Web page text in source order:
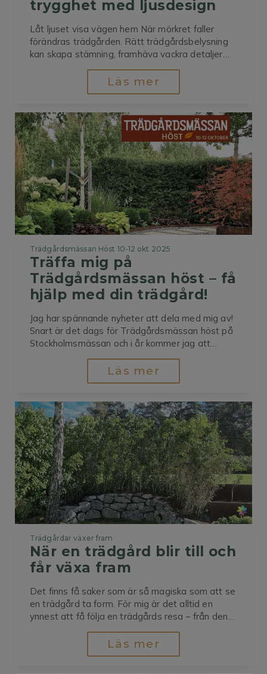
trygghet med ljusdesign
Låt ljuset visa vägen hem När mörkret faller
förändras trädgården. Rätt trädgårdsbelysning
kan skapa stämning, framhäva vackra detaljer
intryck. En genomtänkt ljusplan för trädgården
handlar inte bara om funktion – den gör att du
Läs mer
Trädgårdsmässan Höst 10-12 okt 2025
Träffa mig på
Trädgårdsmässan höst – få
hjälp med din trädgård!
Jag har spännande nyheter att dela med mig av!
Snart är det dags för Trädgårdsmässan höst på
Stockholmsmässan och i år kommer jag att
tips och prata trädgårdsdrömmar med er
besökare. ✨ Boka en konsultation till rabatterat
Läs mer
Trädgårdar växer fram
När en trädgård blir till och
får växa fram
Det finns få saker som är så magiska som att se
en trädgård ta form. För mig är det alltid en
ynnest att få följa en trädgårds resa – från den
vidare till de spirande växterna och slutligen till
en grönskande helhet där...
Läs mer